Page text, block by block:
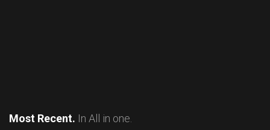
Most Recent. In All in one.